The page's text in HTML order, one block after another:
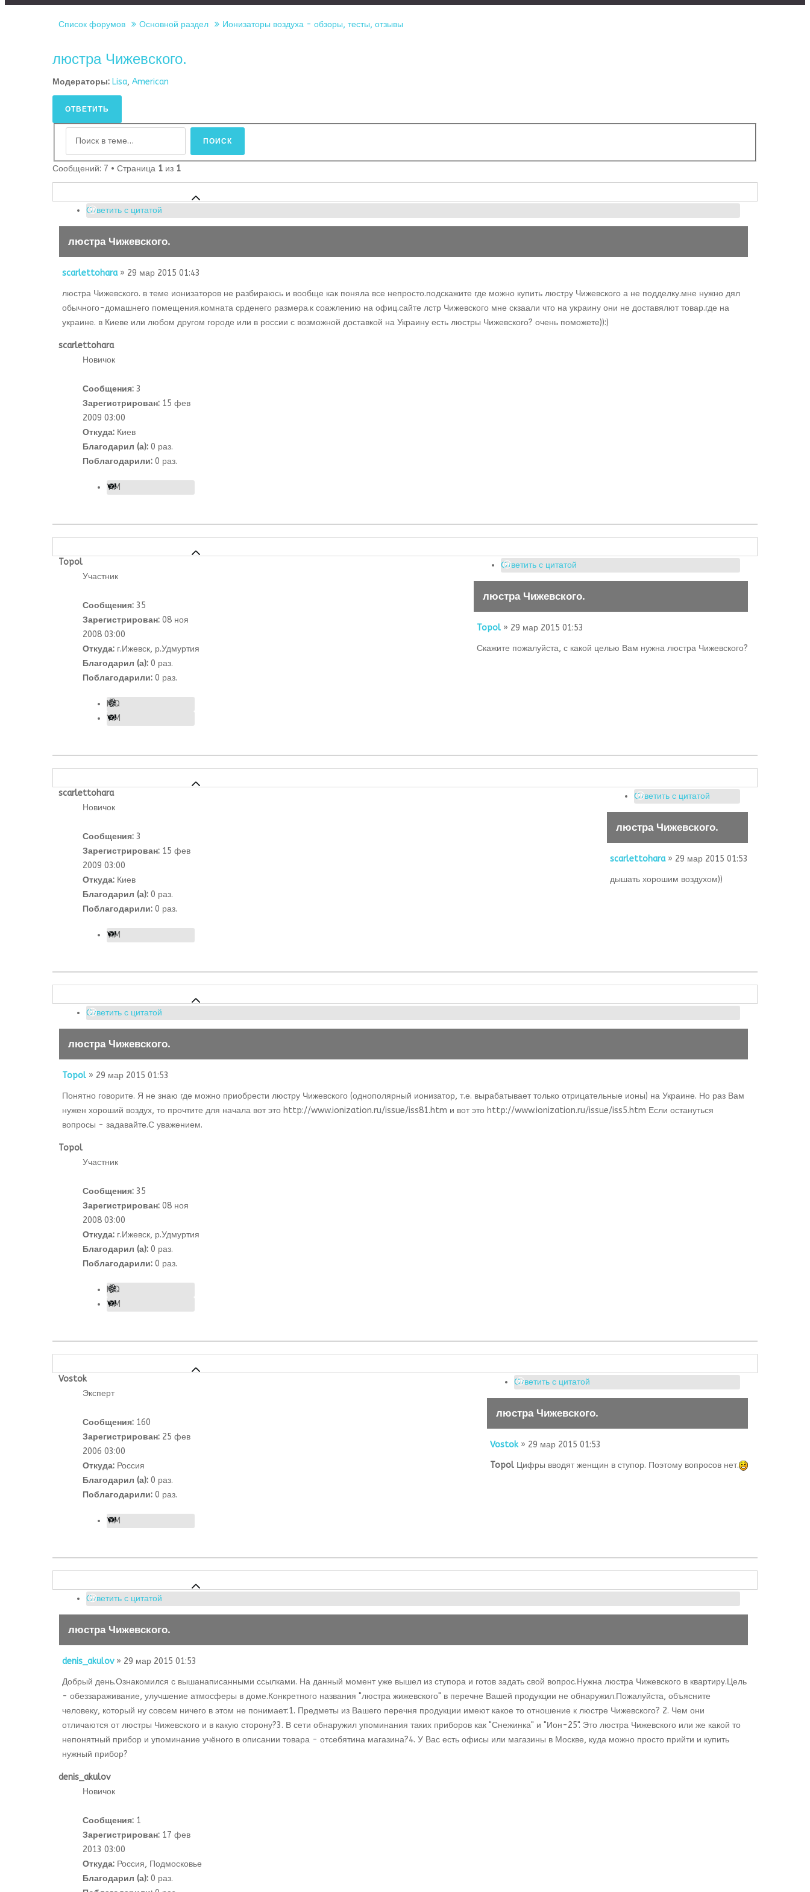
Список форумов Основной раздел Ионизаторы воздуха - обзоры, тесты, отзывы
люстра Чижевского.
Модераторы: Lisa, American
ОТВЕТИТЬ
Сообщений: 7 • Страница 1 из 1
Ответить с цитатой
люстра Чижевского.
scarlettohara» 29 мар 2015 01:43
люстра Чижевского. в теме ионизаторов не разбираюсь и вообще как поняла все непросто.подскажите где можно купить люстру Чижевского а не подделку.мне нужно дял
обычного-домашнего помещения.комната срденего размера.к соажлению на офиц.сайте лстр Чижевского мне скзаали что на украину они не доставялют товар.где на
украине. в Киеве или любом другом городе или в россии с возможной доставкой на Украину есть люстры Чижевского? очень поможете)):)
scarlettohara
Новичок
Сообщения: 3
Зарегистрирован: 15 фев
2009 03:00
Откуда: Киев
Благодарил (а): 0 раз.
Поблагодарили: 0 раз.
YIM
Ответить с цитатой
люстра Чижевского.
Topol » 29 мар 2015 01:53
Скажите пожалуйста, с какой целью Вам нужна люстра Чижевского?
Topol
Участник
Сообщения: 35
Зарегистрирован: 08 ноя
2008 03:00
Откуда: г.Ижевск, р.Удмуртия
Благодарил (а): 0 раз.
Поблагодарили: 0 раз.
ICQ
YIM
Ответить с цитатой
люстра Чижевского.
scarlettohara» 29 мар 2015 01:53
дышать хорошим воздухом))
scarlettohara
Новичок
Сообщения: 3
Зарегистрирован: 15 фев
2009 03:00
Откуда: Киев
Благодарил (а): 0 раз.
Поблагодарили: 0 раз.
YIM
Ответить с цитатой
люстра Чижевского.
Topol » 29 мар 2015 01:53
Понятно говорите. Я не знаю где можно приобрести люстру Чижевского (однополярный ионизатор, т.е. вырабатывает только отрицательные ионы) на Украине. Но раз Вам
нужен хороший воздух, то прочтите для начала вот это http://www.ionization.ru/issue/iss81.htm и вот это http://www.ionization.ru/issue/iss5.htm Если остануться
вопросы - задавайте.С уважением.
Topol
Участник
Сообщения: 35
Зарегистрирован: 08 ноя
2008 03:00
Откуда: г.Ижевск, р.Удмуртия
Благодарил (а): 0 раз.
Поблагодарили: 0 раз.
ICQ
YIM
Ответить с цитатой
люстра Чижевского.
Vostok » 29 мар 2015 01:53
Topol Цифры вводят женщин в ступор. Поэтому вопросов нет.
Vostok
Эксперт
Сообщения: 160
Зарегистрирован: 25 фев
2006 03:00
Откуда: Россия
Благодарил (а): 0 раз.
Поблагодарили: 0 раз.
YIM
Ответить с цитатой
люстра Чижевского.
denis_akulov» 29 мар 2015 01:53
Добрый день.Ознакомился с вышанаписанными ссылками. На данный момент уже вышел из ступора и готов задать свой вопрос.Нужна люстра Чижевского в квартиру.Цель
- обеззараживание, улучшение атмосферы в доме.Конкретного названия "люстра жижевского" в перечне Вашей продукции не обнаружил.Пожалуйста, объясните
человеку, который ну совсем ничего в этом не понимает:1. Предметы из Вашего перечня продукции имеют какое то отношение к люстре Чижевского? 2. Чем они
отличаются от люстры Чижевского и в какую сторону?3. В сети обнаружил упоминания таких приборов как "Снежинка" и "Ион-25". Это люстра Чижевского или же какой то
непонятный прибор и упоминание учёного в описании товара - отсебятина магазина?4. У Вас есть офисы или магазины в Москве, куда можно просто прийти и купить
нужный прибор?
denis_akulov
Новичок
Сообщения: 1
Зарегистрирован: 17 фев
2013 03:00
Откуда: Россия, Подмосковье
Благодарил (а): 0 раз.